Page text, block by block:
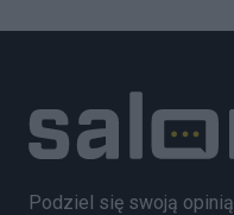
Podziel się swoją opinią